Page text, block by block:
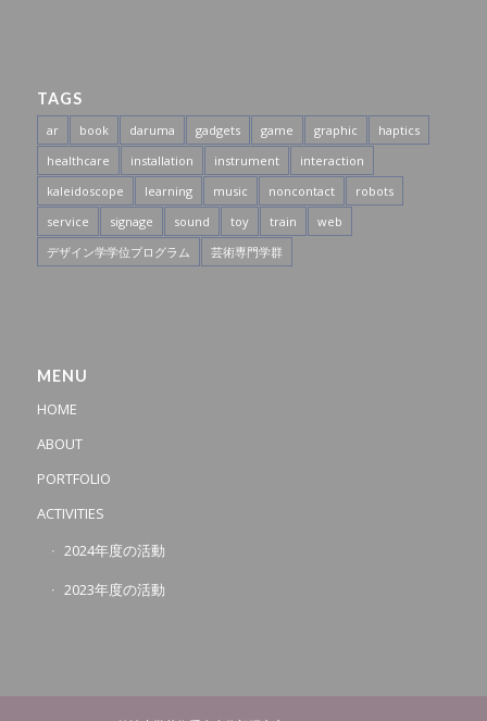
TAGS
ar book daruma gadgets game graphic
haptics
healthcare
installation instrument
interaction
kaleidoscope
learning music noncontact
robots
service
signage sound toy train
web
デザイン学学位プログラム
芸術専門学群
MENU
HOME
ABOUT
PORTFOLIO
ACTIVITIES
2024年度の活動
2023年度の活動